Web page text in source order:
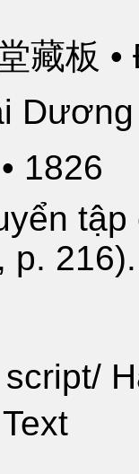
藏板
Dương
1826
p. 216).